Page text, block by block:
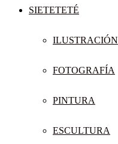
SIETETETÉ
ILUSTRACIÓN
FOTOGRAFÍA
PINTURA
ESCULTURA